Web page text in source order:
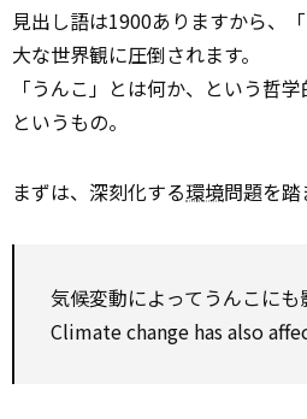
見出し語は1900ありますから、
大な世界観に圧倒されます。
「うんこ」とは何か、という哲
というもの。
まずは、深刻化する環境問題を踏
気候変動によってうんこにも
Climate change has also